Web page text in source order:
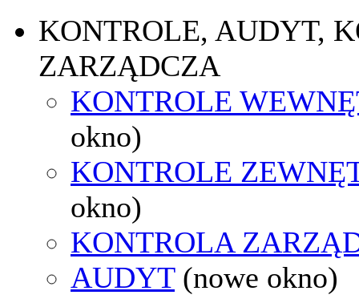
KONTROLE, AUDYT,
ZARZĄDCZA
KONTROLE
okno)
KONTROLE
okno)
KONTROLA
AUDYT (nowe okno)